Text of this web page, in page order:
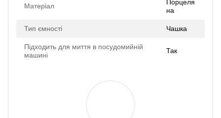
Матеріал
Порцеля
на
Тип ємності Чашка
Підходить для миття в посудомийній
машині
Так